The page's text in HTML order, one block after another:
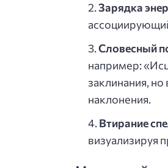
Зарядка
Словесный
например:
заклинания,
наклонения.
Втирание
визуализируя